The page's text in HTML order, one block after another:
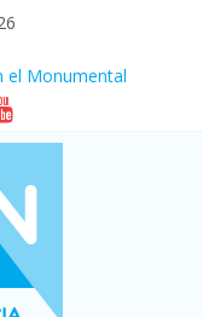
el Monumental
dos décadas y ya
el sector
y consumo
por el país, un 5,9%
julio: bajó un 12,6%